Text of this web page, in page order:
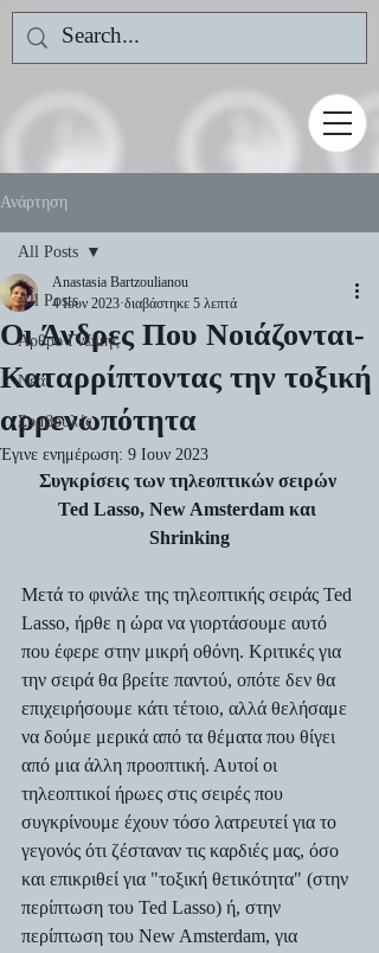
Ανάρτηση
All Posts
Άρθρο Γνώμης
Νέα
Συμβουλές
All Posts
Οι Άνδρες Που Νοιάζονται-
Καταρρίπτοντας την τοξική
αρρενωπότητα
Anastasia Bartzoulianou
4 Ιουν 2023 διαβάστηκε 5 λεπτά
Έγινε ενημέρωση: 9 Ιουν 2023
Συγκρίσεις των τηλεοπτικών σειρών
Ted Lasso, New Amsterdam και
Shrinking
Μετά το φινάλε της τηλεοπτικής σειράς Ted
Lasso, ήρθε η ώρα να γιορτάσουμε αυτό
που έφερε στην μικρή οθόνη. Κριτικές για
την σειρά θα βρείτε παντού, οπότε δεν θα
επιχειρήσουμε κάτι τέτοιο, αλλά θελήσαμε
να δούμε μερικά από τα θέματα που θίγει
από μια άλλη προοπτική. Αυτοί οι
τηλεοπτικοί ήρωες στις σειρές που
συγκρίνουμε έχουν τόσο λατρευτεί για το
γεγονός ότι ζέσταναν τις καρδιές μας, όσο
και επικριθεί για "τοξική θετικότητα" (στην
περίπτωση του Ted Lasso) ή, στην
περίπτωση του New Amsterdam, για